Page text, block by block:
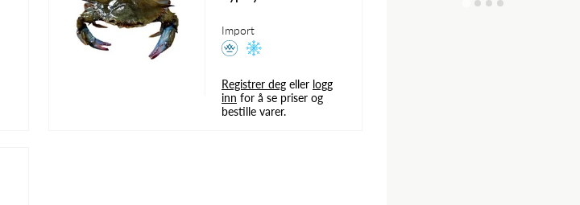
Import
Registrer deg eller logg
inn for å se priser og
bestille varer.